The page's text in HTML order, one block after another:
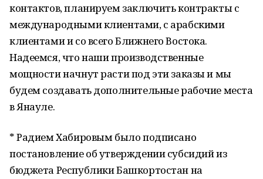
контактов, планируем заключить контракты с
международными клиентами, с арабскими
клиентами и со всего Ближнего Востока.
Надеемся, что наши производственные
мощности начнут расти под эти заказы и мы
будем создавать дополнительные рабочие места
в Янауле.
* Радием Хабировым было подписано
постановление об утверждении субсидий из
бюджета Республики Башкортостан на